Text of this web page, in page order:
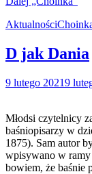
Aktualności
D jak Dania
9 lutego 20219
Młodsi czytelnicy
baśniopisarzy w
1875). Sam autor
wpisywano w ramy
bowiem, że baśnie